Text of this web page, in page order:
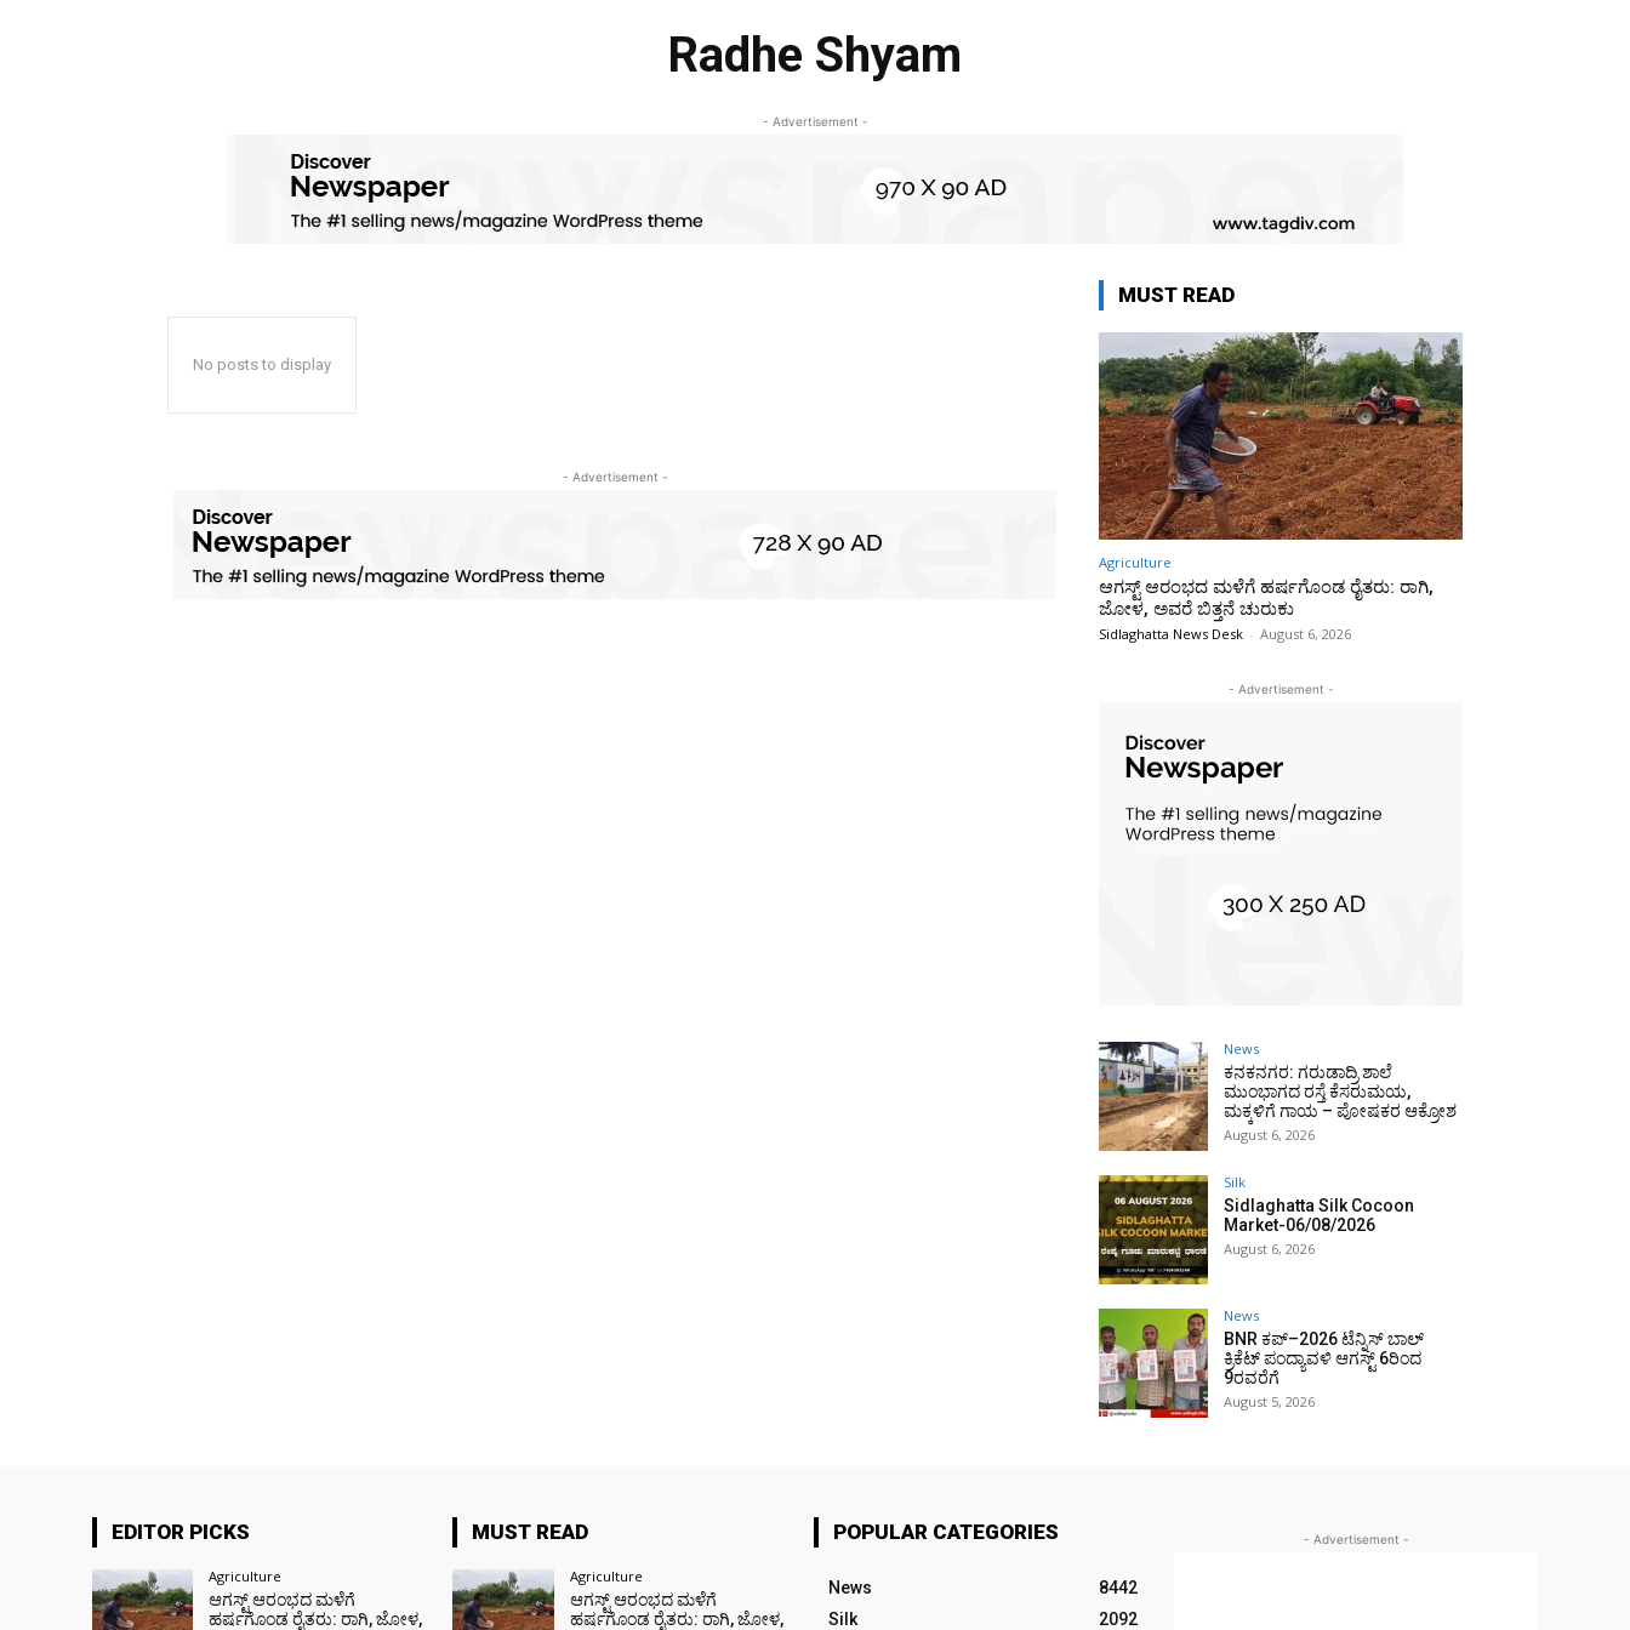
Radhe Shyam
- Advertisement -
No posts to display
- Advertisement -
MUST READ
Agriculture
ಆಗಸ್ಟ್ ಆರಂಭದ ಮಳೆಗೆ ಹರ್ಷಗೊಂಡ ರೈತರು: ರಾಗಿ,
ಜೋಳ, ಅವರೆ ಬಿತ್ತನೆ ಚುರುಕು
Sidlaghatta News Desk - August 6, 2026
- Advertisement -
News
ಕನಕನಗರ: ಗರುಡಾದ್ರಿ ಶಾಲೆ
ಮುಂಭಾಗದ ರಸ್ತೆ ಕೆಸರುಮಯ,
ಮಕ್ಕಳಿಗೆ ಗಾಯ – ಪೋಷಕರ ಆಕ್ರೋಶ
August 6, 2026
Silk
Sidlaghatta Silk Cocoon
Market-06/08/2026
August 6, 2026
News
BNR ಕಪ್–2026 ಟೆನ್ನಿಸ್ ಬಾಲ್
ಕ್ರಿಕೆಟ್ ಪಂದ್ಯಾವಳಿ ಆಗಸ್ಟ್ 6ರಿಂದ
9ರವರೆಗೆ
August 5, 2026
EDITOR PICKS
Agriculture
ಆಗಸ್ಟ್ ಆರಂಭದ ಮಳೆಗೆ
ಹರ್ಷಗೊಂಡ ರೈತರು: ರಾಗಿ, ಜೋಳ,
MUST READ
Agriculture
ಆಗಸ್ಟ್ ಆರಂಭದ ಮಳೆಗೆ
ಹರ್ಷಗೊಂಡ ರೈತರು: ರಾಗಿ, ಜೋಳ,
POPULAR CATEGORIES
News
8442
Silk
2092
- Advertisement -